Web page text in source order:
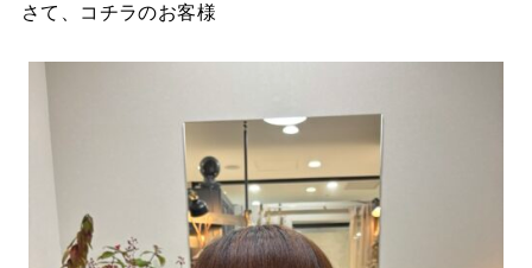
さて、コチラのお客様